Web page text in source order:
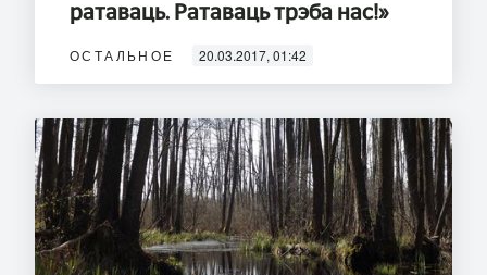
ратаваць. Ратаваць трэба нас!»
ОСТАЛЬНОЕ 20.03.2017, 01:42